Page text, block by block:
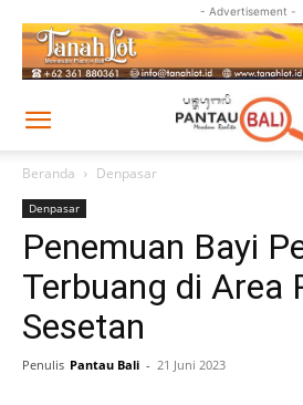
- Advertisement -
Beranda Denpasar
Denpasar
Penemuan Bayi
Terbuang di Area
Sesetan
Penulis Pantau Bali - 21 Juni 2023